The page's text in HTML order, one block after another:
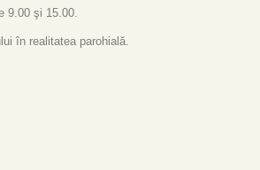
9.00 şi 15.00.
în realitatea parohială.